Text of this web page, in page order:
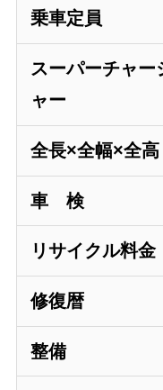
乗車定員
スーパーチャー
ャー
全長×全幅×全高
車 検
リサイクル料金
修復暦
整備